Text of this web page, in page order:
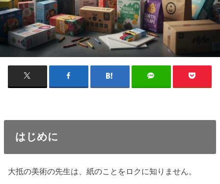
はじめに
大抵の美術の先生は、紙のことをロクに知りません。